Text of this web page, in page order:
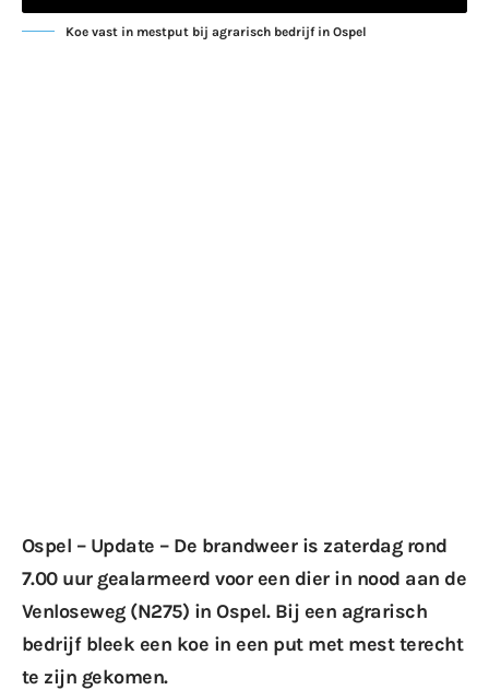
Koe vast in mestput bij agrarisch bedrijf in Ospel
Ospel – Update – De brandweer is zaterdag rond
7.00 uur gealarmeerd voor een dier in nood aan de
Venloseweg (N275) in Ospel. Bij een agrarisch
bedrijf bleek een koe in een put met mest terecht
te zijn gekomen.